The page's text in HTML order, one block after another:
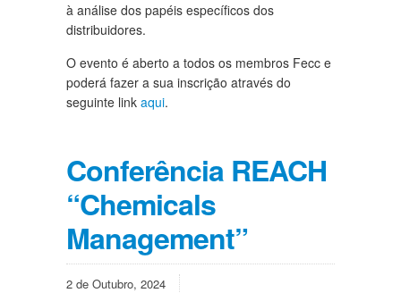
à análise dos papéis específicos dos
distribuidores.
O evento é aberto a todos os membros Fecc e
poderá fazer a sua inscrição através do
seguinte link aqui.
Conferência REACH
“Chemicals
Management”
2 de Outubro, 2024